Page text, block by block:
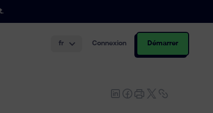
fr Connexion Démarrer